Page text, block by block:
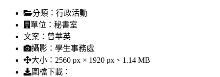
分類： 行政活動
單位： 秘書室
文案： 曾華英
攝影： 學生事務處
大小： 2560 px × 1920 px、1.14 MB
圖檔下載：